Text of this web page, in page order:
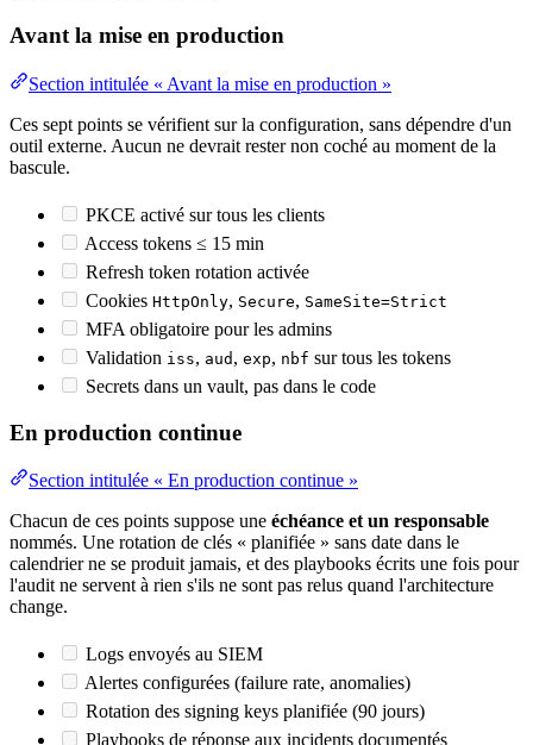
Avant la mise en production
Section intitulée « Avant la mise en production »
Ces sept points se vérifient sur la configuration, sans dépendre d'un
outil externe. Aucun ne devrait rester non coché au moment de la
bascule.
PKCE activé sur tous les clients
Access tokens ≤ 15 min
Refresh token rotation activée
Cookies HttpOnly, Secure, SameSite=Strict
MFA obligatoire pour les admins
Validation iss, aud , exp, nbf sur tous les tokens
Secrets dans un vault, pas dans le code
En production continue
Section intitulée « En production continue »
Chacun de ces points suppose une échéance et un responsable
nommés. Une rotation de clés « planifiée » sans date dans le
calendrier ne se produit jamais, et des playbooks écrits une fois pour
l'audit ne servent à rien s'ils ne sont pas relus quand l'architecture
change.
Logs envoyés au SIEM
Alertes configurées (failure rate, anomalies)
Rotation des signing keys planifiée (90 jours)
Playbooks de réponse aux incidents documentés